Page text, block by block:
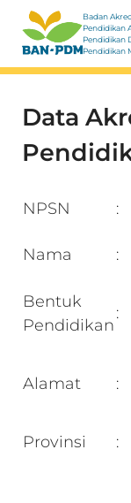
Badan
Pendidikan
Pendidikan
Pendidikan
Data
NPSN :
Nama :
Bentuk
Pendidikan
:
Alamat :
Provinsi
: